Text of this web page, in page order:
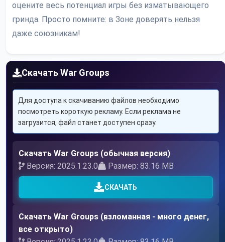
оцените весь потенциал игры без изматывающего
гринда. Просто помните: в Зоне доверять нельзя
даже союзникам!
Скачать War Groups
Для доступа к скачиванию файлов необходимо
посмотреть короткую рекламу. Если реклама не
загрузится, файл станет доступен сразу.
Скачать War Groups (обычная версия)
Версия: 2025.1.23.0
Размер: 83.16 MB
СКАЧАТЬ
Скачать War Groups (взломанная - много денег,
все открыто)